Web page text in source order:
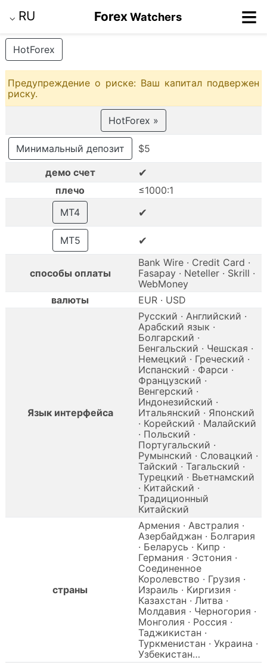
⌵ RU ForexWatchers ≡
HotForex
Предупреждение о риске: Ваш капитал подвержен
риску.
HotForex »
Минимальный депозит
$5
демо счет
✔
плечо
≤1000:1
MT4
✔
MT5 ✔
способы оплаты
Bank Wire · Credit Card ·
Fasapay · Neteller · Skrill ·
WebMoney
валюты
EUR · USD
Язык интерфейса
Русский · Английский ·
Арабский язык ·
Болгарский ·
Бенгальский · Чешская ·
Немецкий · Греческий ·
Испанский · Фарси ·
Французский ·
Венгерский ·
Индонезийский ·
Итальянский · Японский
· Корейский · Малайский
· Польский ·
Португальский ·
Румынский · Словацкий ·
Тайский · Тагальский ·
Турецкий · Вьетнамский
· Китайский ·
Традиционный
Китайский
страны
Армения · Австралия ·
Азербайджан · Болгария
· Беларусь · Кипр ·
Германия · Эстония ·
Соединенное
Королевство · Грузия ·
Израиль · Киргизия ·
Казахстан · Литва ·
Молдавия · Черногория ·
Монголия · Россия ·
Таджикистан ·
Туркменистан · Украина ·
Узбекистан…